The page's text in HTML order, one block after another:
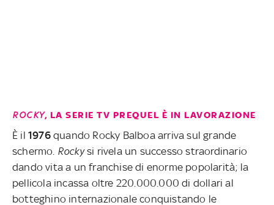
ROCKY, LA SERIE TV PREQUEL È IN LAVORAZIONE
È il 1976quando Rocky Balboa arriva sul grande
schermo. Rockysi rivela un successo straordinario
dando vita a un franchise di enorme popolarità; la
pellicola incassa oltre 220.000.000 di dollari al
botteghino internazionale conquistando le